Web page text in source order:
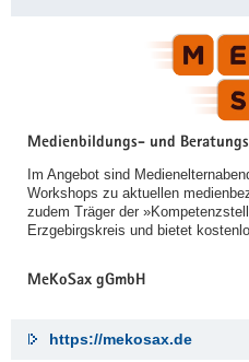
Medienbildungs- und
Im Angebot sind
Workshops zu aktuellen
zudem Träger der
Erzgebirgskreis und bietet
MeKoSax gGmbH
https://mekosax.de